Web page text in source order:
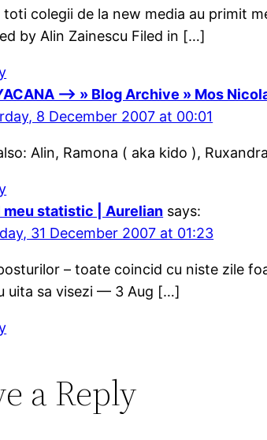
colegii de la new media au primit
by Alin Zainescu Filed in […]
–> » Blog Archive » Mos
8 December 2007 at 00:01
Alin, Ramona ( aka kido ),
meu statistic | Aurelian says:
31 December 2007 at 01:23
– toate coincid cu niste zile
uita sa visezi — 3 Aug […]
a Reply